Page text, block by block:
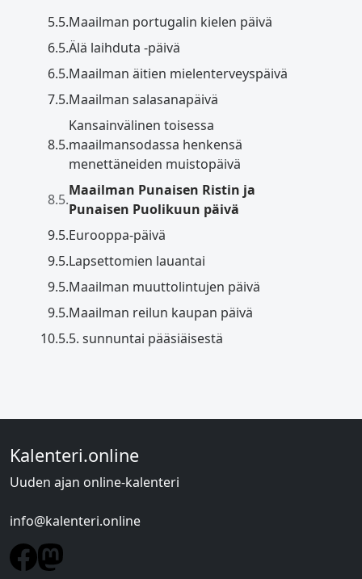
5.5.Maailman portugalin kielen päivä
6.5.Älä laihduta -päivä
6.5.Maailman äitien mielenterveyspäivä
7.5.Maailman salasanapäivä
8.5.
Kansainvälinen toisessa
maailmansodassa henkensä
menettäneiden muistopäivä
8.5.
Maailman Punaisen Ristin ja
Punaisen Puolikuun päivä
9.5.Eurooppa-päivä
9.5.Lapsettomien lauantai
9.5.Maailman muuttolintujen päivä
9.5.Maailman reilun kaupan päivä
10.5.5. sunnuntai pääsiäisestä
Kalenteri.online
Uuden ajan online-kalenteri
info@kalenteri.online